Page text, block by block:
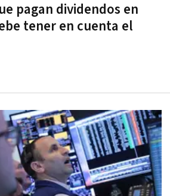
pagan dividendos en
tener en cuenta el